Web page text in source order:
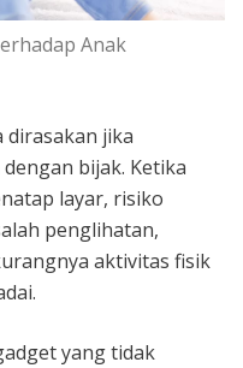
Anak
dirasakan jika
bijak. Ketika
layar, risiko
penglihatan,
aktivitas fisik
yang tidak